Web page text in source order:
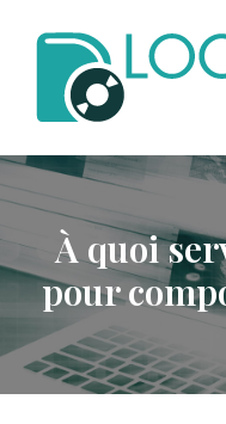
À quoi
pour